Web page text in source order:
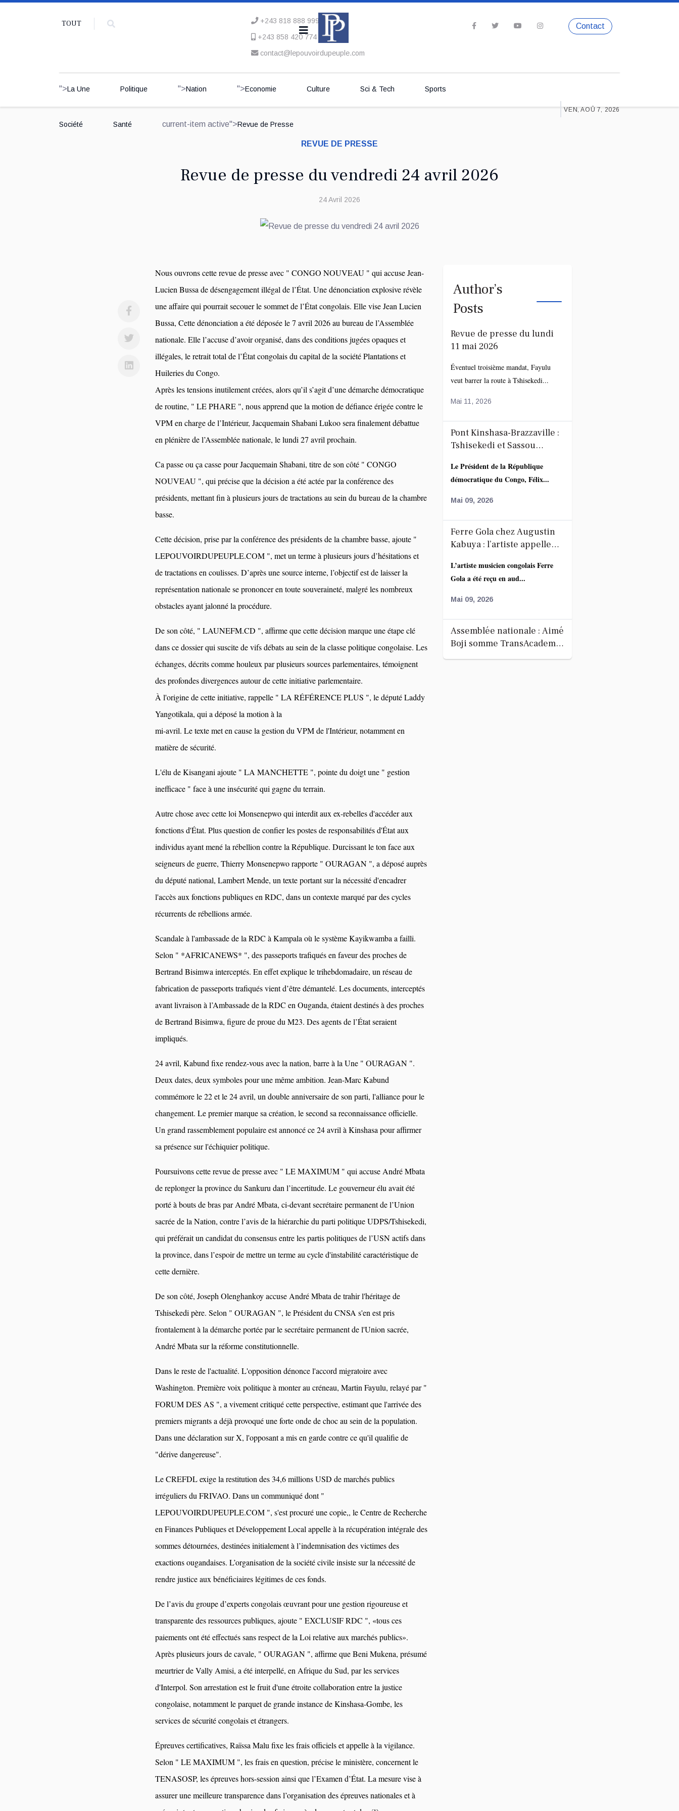
TOUT
+243 818 888 999
+243 858 420 774
contact@lepouvoirdupeuple.com
Contact
">La Une Politique ">Nation ">Economie Culture Sci & Tech Sports
Société Santé current-item active">Revue de Presse
VEN, AOÛ 7, 2026
REVUE DE PRESSE
Revue de presse du vendredi 24 avril 2026
24 Avril 2026
Nous ouvrons cette revue de presse avec " CONGO NOUVEAU " qui accuse Jean-
Lucien Bussa de désengagement illégal de l’État. Une dénonciation explosive révèle
une affaire qui pourrait secouer le sommet de l’État congolais. Elle vise Jean Lucien
Bussa, Cette dénonciation a été déposée le 7 avril 2026 au bureau de l’Assemblée
nationale. Elle l’accuse d’avoir organisé, dans des conditions jugées opaques et
illégales, le retrait total de l’État congolais du capital de la société Plantations et
Huileries du Congo.
Après les tensions inutilement créées, alors qu’il s’agit d’une démarche démocratique
de routine, " LE PHARE ", nous apprend que la motion de défiance érigée contre le
VPM en charge de l’Intérieur, Jacquemain Shabani Lukoo sera finalement débattue
en plénière de l’Assemblée nationale, le lundi 27 avril prochain.
Ca passe ou ça casse pour Jacquemain Shabani, titre de son côté " CONGO
NOUVEAU ", qui précise que la décision a été actée par la conférence des
présidents, mettant fin à plusieurs jours de tractations au sein du bureau de la chambre
basse.
Cette décision, prise par la conférence des présidents de la chambre basse, ajoute "
LEPOUVOIRDUPEUPLE.COM ", met un terme à plusieurs jours d’hésitations et
de tractations en coulisses. D’après une source interne, l’objectif est de laisser la
représentation nationale se prononcer en toute souveraineté, malgré les nombreux
obstacles ayant jalonné la procédure.
De son côté, " LAUNEFM.CD ", affirme que cette décision marque une étape clé
dans ce dossier qui suscite de vifs débats au sein de la classe politique congolaise. Les
échanges, décrits comme houleux par plusieurs sources parlementaires, témoignent
des profondes divergences autour de cette initiative parlementaire.
À l'origine de cette initiative, rappelle " LA RÉFÉRENCE PLUS ", le député Laddy
Yangotikala, qui a déposé la motion à la
mi-avril. Le texte met en cause la gestion du VPM de l'Intérieur, notamment en
matière de sécurité.
L'élu de Kisangani ajoute " LA MANCHETTE ", pointe du doigt une " gestion
inefficace " face à une insécurité qui gagne du terrain.
Autre chose avec cette loi Monsenepwo qui interdit aux ex-rebelles d'accéder aux
fonctions d'État. Plus question de confier les postes de responsabilités d'État aux
individus ayant mené la rébellion contre la République. Durcissant le ton face aux
seigneurs de guerre, Thierry Monsenepwo rapporte " OURAGAN ", a déposé auprès
du député national, Lambert Mende, un texte portant sur la nécessité d'encadrer
l'accès aux fonctions publiques en RDC, dans un contexte marqué par des cycles
récurrents de rébellions armée.
Scandale à l'ambassade de la RDC à Kampala où le système Kayikwamba a failli.
Selon " *AFRICANEWS* ", des passeports trafiqués en faveur des proches de
Bertrand Bisimwa interceptés. En effet explique le trihebdomadaire, un réseau de
fabrication de passeports trafiqués vient d’être démantelé. Les documents, interceptés
avant livraison à l’Ambassade de la RDC en Ouganda, étaient destinés à des proches
de Bertrand Bisimwa, figure de proue du M23. Des agents de l’État seraient
impliqués.
24 avril, Kabund fixe rendez-vous avec la nation, barre à la Une " OURAGAN ".
Deux dates, deux symboles pour une même ambition. Jean-Marc Kabund
commémore le 22 et le 24 avril, un double anniversaire de son parti, l'alliance pour le
changement. Le premier marque sa création, le second sa reconnaissance officielle.
Un grand rassemblement populaire est annoncé ce 24 avril à Kinshasa pour affirmer
sa présence sur l'échiquier politique.
Poursuivons cette revue de presse avec " LE MAXIMUM " qui accuse André Mbata
de replonger la province du Sankuru dan l’incertitude. Le gouverneur élu avait été
porté à bouts de bras par André Mbata, ci-devant secrétaire permanent de l’Union
sacrée de la Nation, contre l’avis de la hiérarchie du parti politique UDPS/Tshisekedi,
qui préférait un candidat du consensus entre les partis politiques de l’USN actifs dans
la province, dans l’espoir de mettre un terme au cycle d'instabilité caractéristique de
cette dernière.
De son côté, Joseph Olenghankoy accuse André Mbata de trahir l'héritage de
Tshisekedi père. Selon " OURAGAN ", le Président du CNSA s'en est pris
frontalement à la démarche portée par le secrétaire permanent de l'Union sacrée,
André Mbata sur la réforme constitutionnelle.
Dans le reste de l'actualité. L'opposition dénonce l'accord migratoire avec
Washington. Première voix politique à monter au créneau, Martin Fayulu, relayé par "
FORUM DES AS ", a vivement critiqué cette perspective, estimant que l'arrivée des
premiers migrants a déjà provoqué une forte onde de choc au sein de la population.
Dans une déclaration sur X, l'opposant a mis en garde contre ce qu'il qualifie de
"dérive dangereuse".
Le CREFDL exige la restitution des 34,6 millions USD de marchés publics
irréguliers du FRIVAO. Dans un communiqué dont "
LEPOUVOIRDUPEUPLE.COM ", s'est procuré une copie,, le Centre de Recherche
en Finances Publiques et Développement Local appelle à la récupération intégrale des
sommes détournées, destinées initialement à l’indemnisation des victimes des
exactions ougandaises. L’organisation de la société civile insiste sur la nécessité de
rendre justice aux bénéficiaires légitimes de ces fonds.
De l’avis du groupe d’experts congolais œuvrant pour une gestion rigoureuse et
transparente des ressources publiques, ajoute " EXCLUSIF RDC ", «tous ces
paiements ont été effectués sans respect de la Loi relative aux marchés publics».
Après plusieurs jours de cavale, " OURAGAN ", affirme que Beni Mukena, présumé
meurtrier de Vally Amisi, a été interpellé, en Afrique du Sud, par les services
d'Interpol. Son arrestation est le fruit d'une étroite collaboration entre la justice
congolaise, notamment le parquet de grande instance de Kinshasa-Gombe, les
services de sécurité congolais et étrangers.
Épreuves certificatives, Raïssa Malu fixe les frais officiels et appelle à la vigilance.
Selon " LE MAXIMUM ", les frais en question, précise le ministère, concernent le
TENASOSP, les épreuves hors-session ainsi que l’Examen d’État. La mesure vise à
assurer une meilleure transparence dans l’organisation des épreuves nationales et à
Author’s
Posts
Revue de presse du lundi
11 mai 2026
Éventuel troisième mandat, Fayulu
veut barrer la route à Tshisekedi...
Mai 11, 2026
Pont Kinshasa-Brazzaville :
Tshisekedi et Sassou
autour du projet route-rail
Le Président de la République
démocratique du Congo, Félix...
Mai 09, 2026
Ferre Gola chez Augustin
Kabuya : l’artiste appelle
l’annonce de la décoration
de Fally Ipupa
L’artiste musicien congolais Ferre
Gola a été reçu en aud...
Mai 09, 2026
Assemblée nationale : Aimé
Boji somme TransAcademia
de libérer l’espace occupé